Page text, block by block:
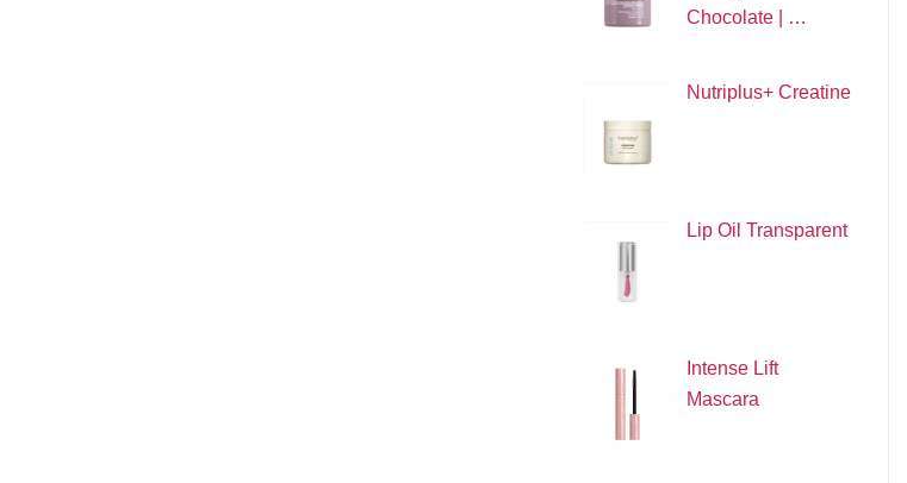
Chocolate | …
Nutriplus+ Creatine
Lip Oil Transparent
Intense Lift
Mascara